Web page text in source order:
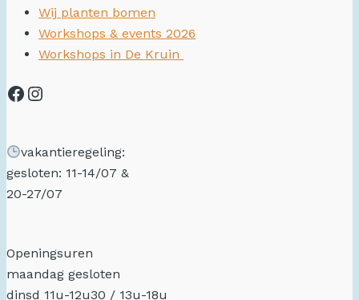
Wij planten bomen
Workshops & events 2026
Workshops in De Kruin
vakantieregeling:
gesloten: 11-14/07 &
20-27/07
Openingsuren
maandag gesloten
dinsd 11u-12u30 / 13u-18u